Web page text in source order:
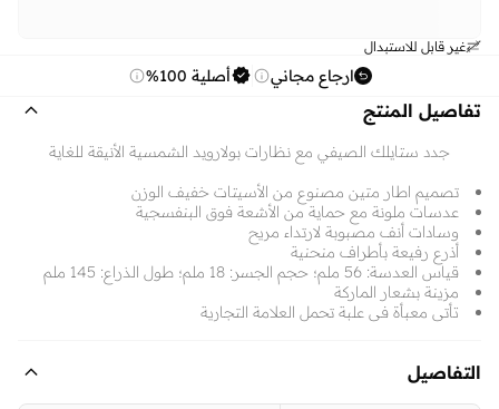
غير قابل للاستبدال
ارجاع مجاني أصلية 100%
تفاصيل المنتج
جدد ستايلك الصيفي مع نظارات بولارويد الشمسية الأنيقة للغاية
تصميم اطار متين مصنوع من الأسيتات خفيف الوزن
عدسات ملونة مع حماية من الأشعة فوق البنفسجية
وسادات أنف مصبوبة لارتداء مريح
أذرع رفيعة بأطراف منحنية
قياس العدسة: 56 ملم؛ حجم الجسر: 18 ملم؛ طول الذراع: 145 ملم
مزينة بشعار الماركة
تأتي معبأة في علبة تحمل العلامة التجارية
التفاصيل